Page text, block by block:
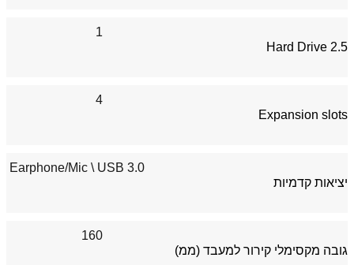
Hard Drive 2.5
1
Expansion slots
4
יציאות קדמיות
USB 3.0
\ Earphone/Mic
גובה מקסימלי קירור למעבד (ממ)
160